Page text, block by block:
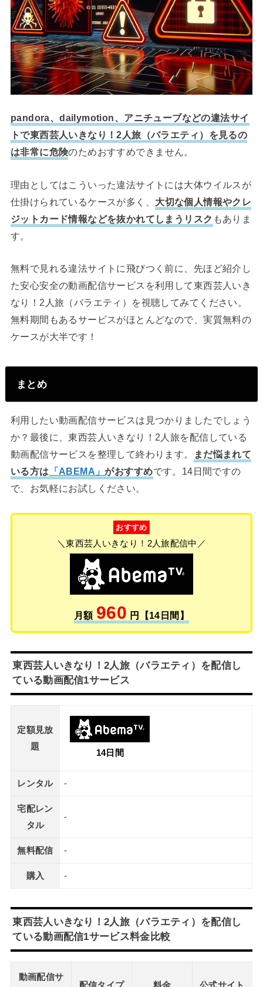
pandora、dailymotion、アニチューブなどの違法サイ
トで東西芸人いきなり！2人旅（バラエティ）を見るの
は非常に危険のためおすすめできません。
理由としてはこういった違法サイトには大体ウイルスが
仕掛けられているケースが多く、 大切な個人情報やクレ
ジットカード情報などを抜かれてしまうリスク もありま
す。
無料で見れる違法サイトに飛びつく前に、先ほど紹介し
た安心安全の動画配信サービスを利用して東西芸人いき
なり！2人旅（バラエティ）を視聴してみてください。
無料期間もあるサービスがほとんどなので、実質無料の
ケースが大半です！
まとめ
利用したい動画配信サービスは見つかりましたでしょう
か？最後に、東西芸人いきなり！2人旅を配信している
動画配信サービスを整理して終わります。
まだ悩まれて
いる方は 「ABEMA」がおすすめです。14日間ですの
で、お気軽にお試しください。
おすすめ
＼東西芸人いきなり！2人旅配信中／
月額 960 円【14日間】
東西芸人いきなり！2人旅（バラエティ）を配信し
ている動画配信1サービス
定額見放
題
14日間
レンタル -
宅配レン
タル
-
無料配信 -
購入 -
東西芸人いきなり！2人旅（バラエティ）を配信し
ている動画配信1サービス料金比較
動画配信サ